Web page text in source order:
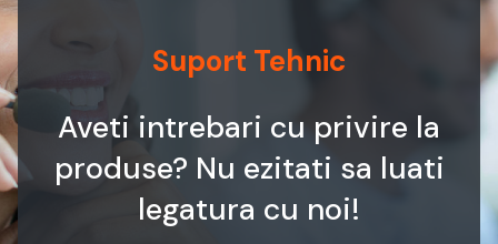
Suport Tehnic
Aveti intrebari cu privire la
produse? Nu ezitati sa luati
legatura cu noi!